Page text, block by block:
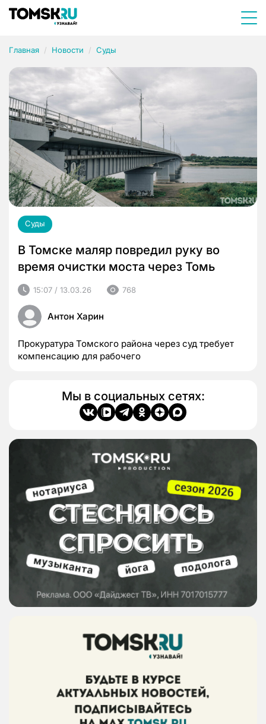
Главная Новости Суды
Суды
В Томске маляр повредил руку во
время очистки моста через Томь
15:07 / 13.03.26 768
Антон Харин
Прокуратура Томского района через суд требует
компенсацию для рабочего
Мы в социальных сетях: